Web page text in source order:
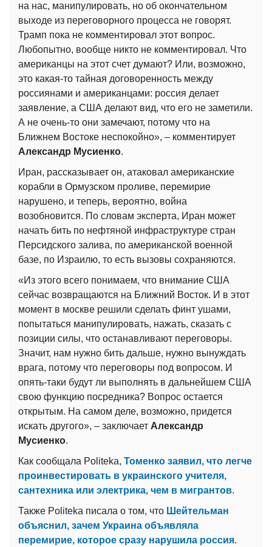
на нас, манипулировать, но об окончательном
выходе из переговорного процесса не говорят.
Трамп пока не комментировал этот вопрос.
Любопытно, вообще никто не комментировал. Что
американцы на этот счет думают? Или, возможно,
это какая-то тайная договоренность между
россиянами и американцами: россия делает
заявление, а США делают вид, что его не заметили.
А не очень-то они замечают, потому что на
Ближнем Востоке неспокойно», – комментирует
Александр Мусиенко.
Иран, рассказывает он, атаковал американские
корабли в Ормузском проливе, перемирие
нарушено, и теперь, вероятно, война
возобновится. По словам эксперта, Иран может
начать бить по нефтяной инфраструктуре стран
Персидского залива, по американской военной
базе, по Израилю, то есть вызовы сохраняются.
«Из этого всего понимаем, что внимание США
сейчас возвращаются на Ближний Восток. И в этот
момент в москве решили сделать финт ушами,
попытаться манипулировать, нажать, сказать с
позиции силы, что останавливают переговоры.
Значит, нам нужно бить дальше, нужно вынуждать
врага, потому что переговоры под вопросом. И
опять-таки будут ли выполнять в дальнейшем США
свою функцию посредника? Вопрос остается
открытым. На самом деле, возможно, придется
искать другого», – заключает Александр
Мусиенко.
Как сообщала Politeka, Томенко заявил, что легче
проинвестировать в украинского учителя,
сантехника или электрика, чем в мигрантов.
Также Politeka писала о том, что Шейтельман
объяснил, зачем Украина объявляла
перемирие, которое сразу нарушила россия.